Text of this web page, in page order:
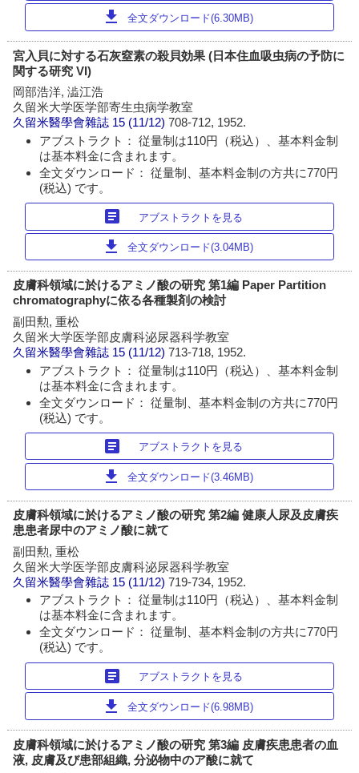
download 全文ダウンロード(6.30MB)
宮入貝に対する石灰窒素の殺貝効果 (日本住血吸虫病の予防に
関する研究 VI)
岡部浩洋, 澁江浩
久留米大学医学部寄生虫病学教室
久留米醫學會雜誌 15 (11/12)708-712, 1952.
アブストラクト： 従量制は110円（税込）、基本料金制
は基本料金に含まれます。
全文ダウンロード： 従量制、基本料金制の方共に770円
(税込) です。
article アブストラクトを見る
download 全文ダウンロード(3.04MB)
皮膚科領域に於けるアミノ酸の研究 第1編 Paper Partition
chromatographyに依る各種製剤の検討
副田勲, 重松
久留米大学医学部皮膚科泌尿器科学教室
久留米醫學會雜誌 15 (11/12)713-718, 1952.
アブストラクト： 従量制は110円（税込）、基本料金制
は基本料金に含まれます。
全文ダウンロード： 従量制、基本料金制の方共に770円
(税込) です。
article アブストラクトを見る
download 全文ダウンロード(3.46MB)
皮膚科領域に於けるアミノ酸の研究 第2編 健康人尿及皮膚疾
患患者尿中のアミノ酸に就て
副田勲, 重松
久留米大学医学部皮膚科泌尿器科学教室
久留米醫學會雜誌 15 (11/12)719-734, 1952.
アブストラクト： 従量制は110円（税込）、基本料金制
は基本料金に含まれます。
全文ダウンロード： 従量制、基本料金制の方共に770円
(税込) です。
article アブストラクトを見る
download 全文ダウンロード(6.98MB)
皮膚科領域に於けるアミノ酸の研究 第3編 皮膚疾患患者の血
液, 皮膚及び患部組織, 分泌物中のア酸に就て